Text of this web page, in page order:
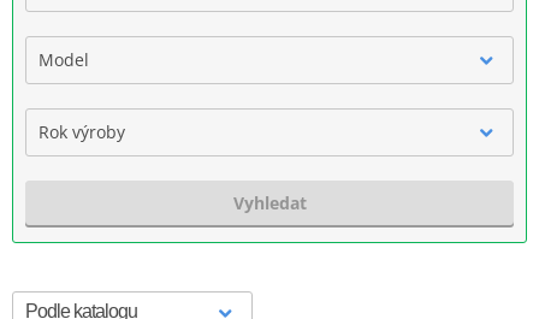
Model
Rok výroby
Vyhledat